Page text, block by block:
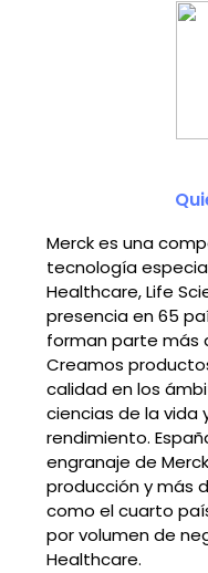
Merck es una
tecnología
Healthcare, Life
presencia en 65
forman parte más
Creamos
calidad en los
ciencias de la vida
rendimiento.
engranaje de
producción y más
como el cuarto
por volumen de
Healthcare.